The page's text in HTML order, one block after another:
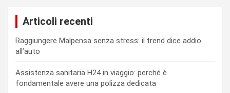
Articoli recenti
Raggiungere Malpensa senza stress: il trend dice addio
all’auto
Assistenza sanitaria H24 in viaggio: perché è
fondamentale avere una polizza dedicata